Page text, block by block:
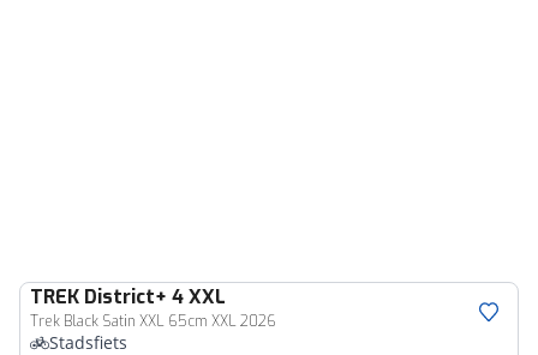
TREK District+ 4 XXL
Trek Black Satin XXL 65cm XXL 2026
Stadsfiets